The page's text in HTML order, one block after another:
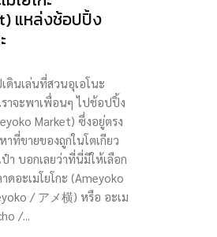
แหล่งช้อปปิ้ง
ดินเล่นที่สวนอุเอโนะ
าจะพาเพื่อนๆ ไปช้อปปิ้ง
Market) ซึ่งอยู่ตรง
ที่ขายของถูกในโตเกียว
า บอกเลยว่าที่นี่มีให้เลือก
ดอะเมโยโกะ (Ameyoko
/ アメ横) หรือ อะเม
/...